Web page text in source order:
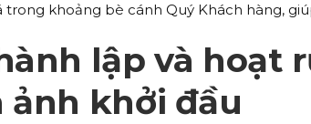
trong khoảng bè cánh Quý Khách hàng,
lập và hoạt
ảnh khởi đầu